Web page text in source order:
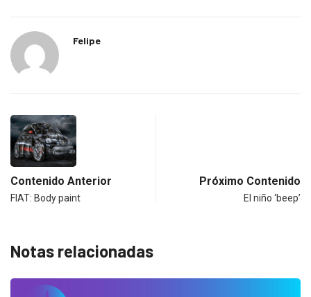
Felipe
Contenido Anterior
FIAT: Body paint
Próximo Contenido
El niño ‘beep’
Notas relacionadas